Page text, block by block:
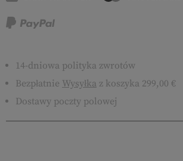
14-dniowa polityka zwrotów
Bezpłatnie Wysyłka z koszyka 299,00 €
Dostawy poczty polowej